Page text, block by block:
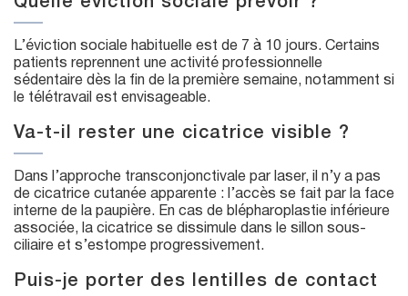
L’éviction sociale habituelle est de 7 à 10 jours. Certains
patients reprennent une activité professionnelle
sédentaire dès la fin de la première semaine, notamment si
le télétravail est envisageable.
Va-t-il rester une cicatrice visible ?
Dans l’approche transconjonctivale par laser, il n’y a pas
de cicatrice cutanée apparente : l’accès se fait par la face
interne de la paupière. En cas de blépharoplastie inférieure
associée, la cicatrice se dissimule dans le sillon sous-
ciliaire et s’estompe progressivement.
Puis-je porter des lentilles de contact